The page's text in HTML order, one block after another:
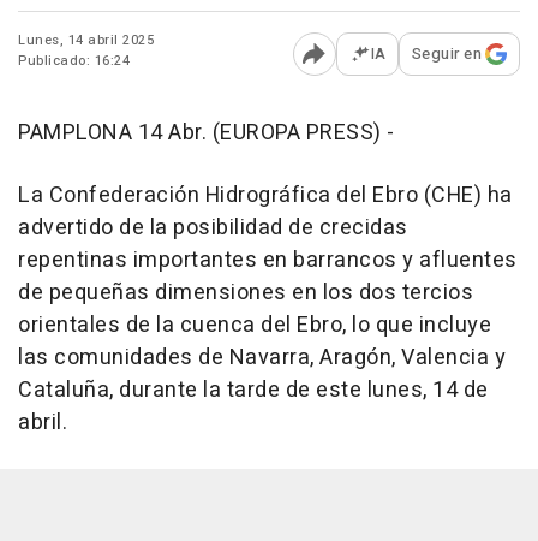
Lunes, 14 abril 2025
Publicado: 16:24
Abrir opciones para
IA Seguir en
PAMPLONA 14 Abr. (EUROPA PRESS) -
La Confederación Hidrográfica del Ebro (CHE) ha
advertido de la posibilidad de crecidas
repentinas importantes en barrancos y afluentes
de pequeñas dimensiones en los dos tercios
orientales de la cuenca del Ebro, lo que incluye
las comunidades de Navarra, Aragón, Valencia y
Cataluña, durante la tarde de este lunes, 14 de
abril.